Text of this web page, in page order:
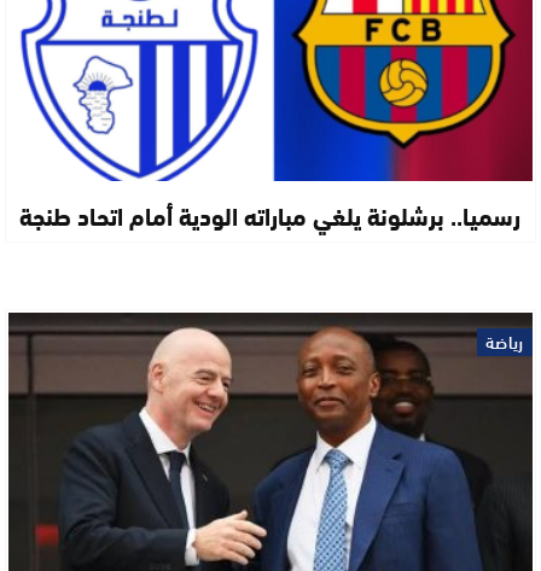
رسميا.. برشلونة يلغي مباراته الودية أمام اتحاد طنجة
رياضة